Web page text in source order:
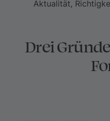
Aktualität,
Drei